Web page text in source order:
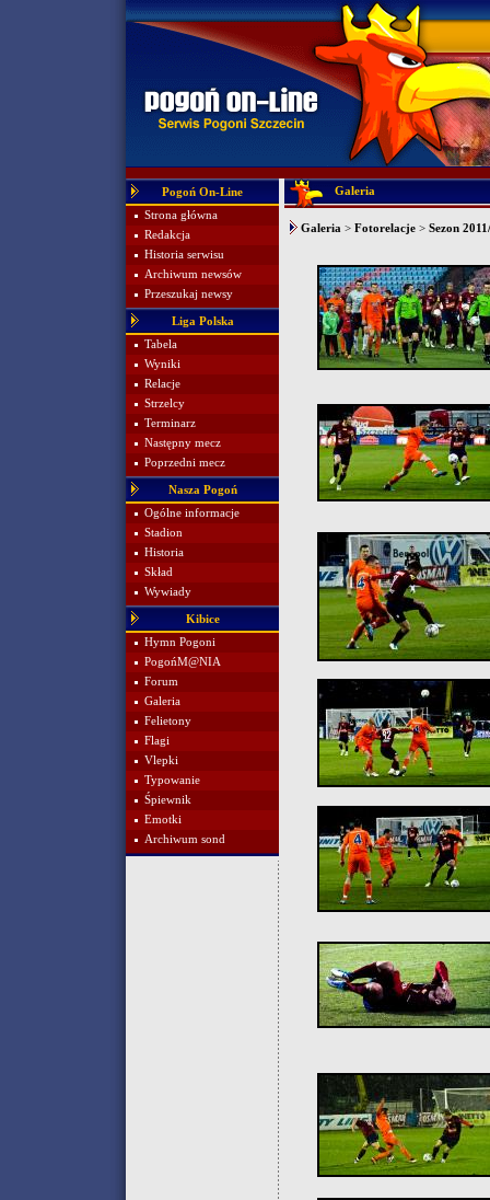
Pogoń On-Line
Strona główna
Redakcja
Historia serwisu
Archiwum newsów
Przeszukaj newsy
Liga Polska
Tabela
Wyniki
Relacje
Strzelcy
Terminarz
Następny mecz
Poprzedni mecz
Nasza Pogoń
Ogólne informacje
Stadion
Historia
Skład
Wywiady
Kibice
Hymn Pogoni
PogońM@NIA
Forum
Galeria
Felietony
Flagi
Vlepki
Typowanie
Śpiewnik
Emotki
Archiwum sond
Galeria
Galeria > Fotorelacje > Sezon